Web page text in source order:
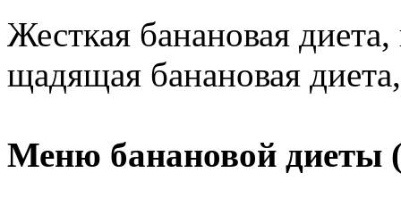
Жесткая банановая
щадящая банановая
Меню банановой диеты